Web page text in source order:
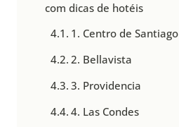
com dicas de hotéis
1. Centro de Santiago
2. Bellavista
3. Providencia
4. Las Condes